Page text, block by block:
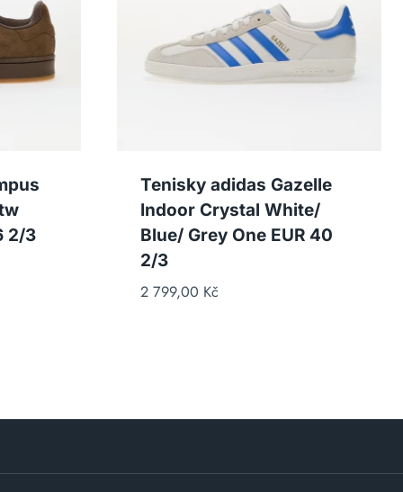
2/3
Tenisky adidas Gazelle
Indoor Crystal White/
Blue/ Grey One EUR 40
2/3
2 799,00 Kč